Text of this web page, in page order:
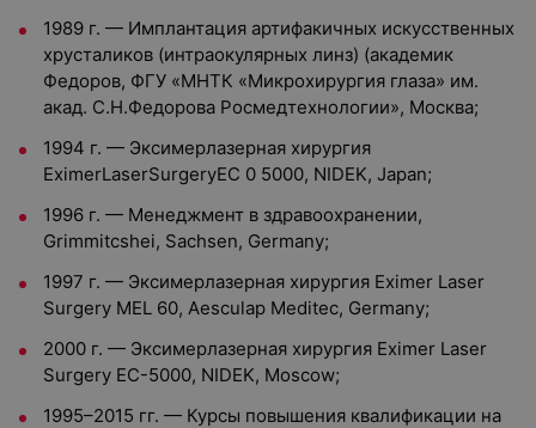
1989 г. — Имплантация артифакичных искусственных
хрусталиков (интраокулярных линз) (академик
Федоров, ФГУ «МНТК «Микрохирургия глаза» им.
акад. С.Н.Федорова Росмедтехнологии», Москва;
1994 г. — Эксимерлазерная хирургия
EximerLaserSurgeryEC 0 5000, NIDEK, Japan;
1996 г. — Менеджмент в здравоохранении,
Grimmitcshei, Sachsen, Germany;
1997 г. — Эксимерлазерная хирургия Eximer Laser
Surgery MEL 60, Aesculap Meditec, Germany;
2000 г. — Эксимерлазерная хирургия Eximer Laser
Surgery EC-5000, NIDEK, Moscow;
1995–2015 гг. — Курсы повышения квалификации на